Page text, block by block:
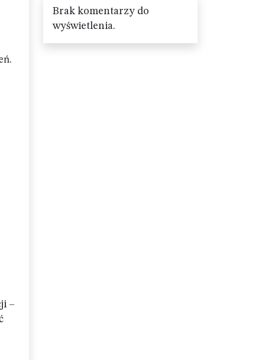
–
Brak komentarzy do
wyświetlenia.